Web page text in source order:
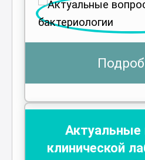
Актуальные
клинической